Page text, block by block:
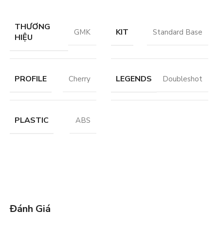
THƯƠNG
HIỆU
GMK KIT Standard Base
PROFILE Cherry LEGENDS Doubleshot
PLASTIC ABS
Đánh Giá